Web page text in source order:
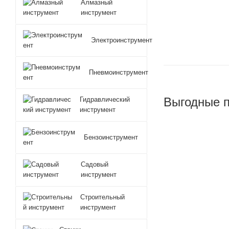
Выгодные
Алмазный
инструмент
Электроинструмент
Пневмоинструмент
Гидравлический
инструмент
Бензоинструмент
Садовый
инструмент
Строительный
инструмент